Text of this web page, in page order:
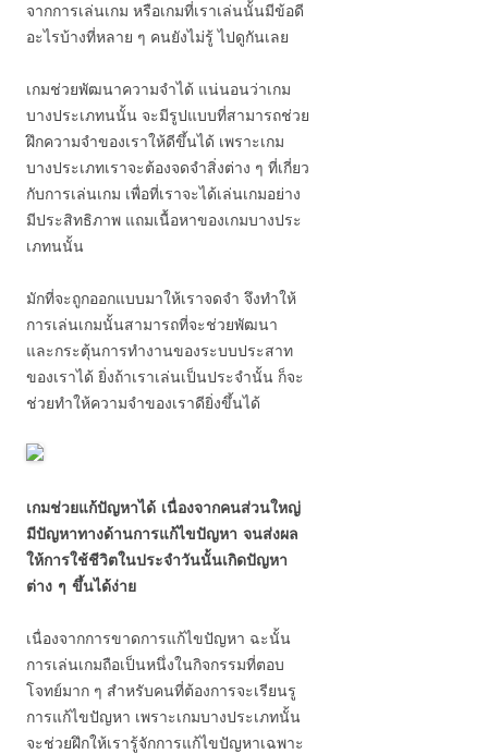
จากการเล่นเกม หรือเกมที่เราเล่นนั้นมีข้อดี
อะไรบ้างที่หลาย ๆ คนยังไม่รู้ ไปดูกันเลย
เกมช่วยพัฒนาความจำได้ แน่นอนว่าเกม
บางประเภทนนั้น จะมีรูปแบบที่สามารถช่วย
ฝึกความจำของเราให้ดีขึ้นได้ เพราะเกม
บางประเภทเราจะต้องจดจำสิ่งต่าง ๆ ที่เกี่ยว
กับการเล่นเกม เพื่อที่เราจะได้เล่นเกมอย่าง
มีประสิทธิภาพ แถมเนื้อหาของเกมบางประ
เภทนนั้น
มักที่จะถูกออกแบบมาให้เราจดจำ จึงทำให้
การเล่นเกมนั้นสามารถที่จะช่วยพัฒนา
และกระตุ้นการทำงานของระบบประสาท
ของเราได้ ยิ่งถ้าเราเล่นเป็นประจำนั้น ก็จะ
ช่วยทำให้ความจำของเราดียิ่งขึ้นได้
เกมช่วยแก้ปัญหาได้ เนื่องจากคนส่วนใหญ่
มีปัญหาทางด้านการแก้ไขปัญหา จนส่งผล
ให้การใช้ชีวิตในประจำวันนั้นเกิดปัญหา
ต่าง ๆ ขึ้นได้ง่าย
เนื่องจากการขาดการแก้ไขปัญหา ฉะนั้น
การเล่นเกมถือเป็นหนึ่งในกิจกรรมที่ตอบ
โจทย์มาก ๆ สำหรับคนที่ต้องการจะเรียนรู
การแก้ไขปัญหา เพราะเกมบางประเภทนั้น
จะช่วยฝึกให้เรารู้จักการแก้ไขปัญหาเฉพาะ